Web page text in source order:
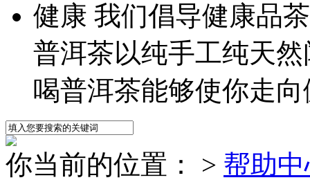
健康 我们倡导健康品
普洱茶以纯手工纯天然
喝普洱茶能够使你走向
你当前的位置： > 帮助